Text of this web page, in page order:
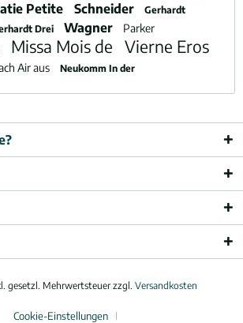
Petite Schneider Gerhardt
Drei Wagner Parker
Missa Mois de Vierne Eros
Air aus Neukomm In der
gesetzl. Mehrwertsteuer zzgl. Versandkosten
Cookie-Einstellungen